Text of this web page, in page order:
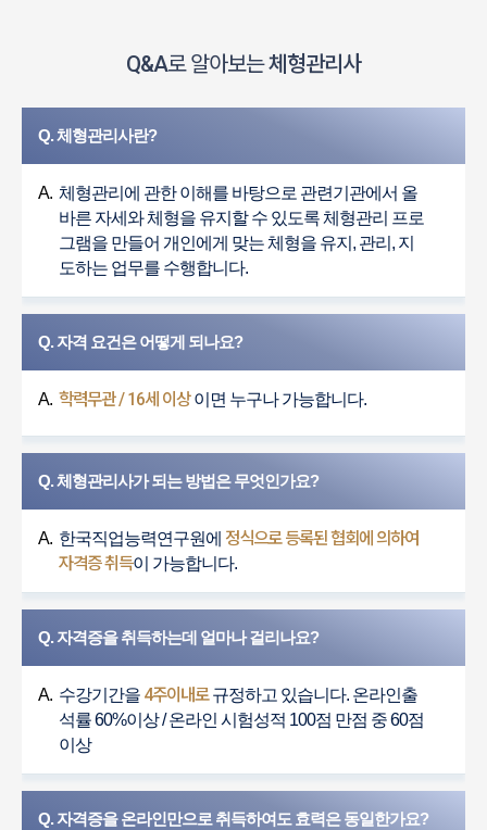
Q&A로 알아보는체형관리사
Q. 체형관리사란?
A. 체형관리에 관한 이해를 바탕으로 관련기관에서 올
바른 자세와 체형을 유지할 수 있도록 체형관리 프로
그램을 만들어 개인에게 맞는 체형을 유지, 관리, 지
도하는 업무를 수행합니다.
Q. 자격 요건은 어떻게 되나요?
A. 학력무관 / 16세 이상이면 누구나 가능합니다.
Q. 체형관리사가 되는 방법은 무엇인가요?
A. 한국직업능력연구원에 정식으로 등록된 협회에 의하여
자격증 취득이 가능합니다.
Q. 자격증을 취득하는데 얼마나 걸리나요?
A. 수강기간을 4주이내로규정하고 있습니다. 온라인출
석률 60%이상 / 온라인 시험성적 100점 만점 중 60점
이상
Q. 자격증을 온라인만으로 취득하여도 효력은 동일한가요?